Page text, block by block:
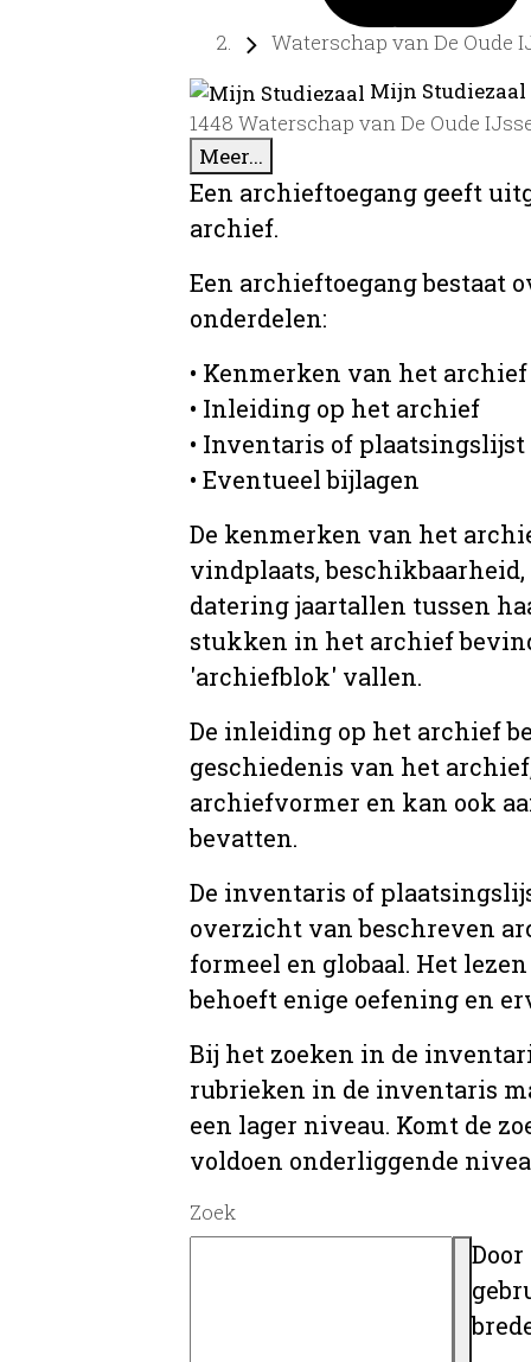
Waterschap van De Oude
Mijn
1448 Waterschap van De Oude
Meer...
Een archieftoegang geeft
archief.
Een archieftoegang bestaat
onderdelen:
• Kenmerken van het archief
• Inleiding op het archief
• Inventaris of plaatsingslijst
• Eventueel bijlagen
De kenmerken van het
vindplaats,
datering jaartallen tussen
stukken in het archief
'archiefblok' vallen.
De inleiding op het archief
geschiedenis van het
archiefvormer en kan ook
bevatten.
De inventaris of
overzicht van beschreven
formeel en globaal. Het
behoeft enige oefening en
Bij het zoeken in de
rubrieken in de inventaris
een lager niveau. Komt de
voldoen onderliggende
Zoek